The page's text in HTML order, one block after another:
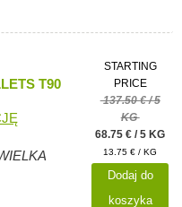
T90
STARTING
PRICE
137.50 € / 5
KG
68.75 € / 5 KG
13.75 € / KG
Dodaj do
koszyka